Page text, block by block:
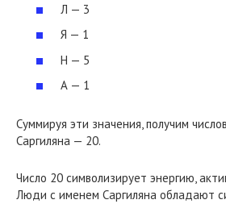
Л — 3
Я — 1
Н — 5
А — 1
Суммируя эти значения, получим
Саргиляна — 20.
Число 20 символизирует энергию,
Люди с именем Саргиляна обладают